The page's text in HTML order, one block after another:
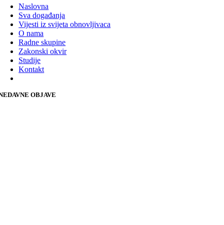
Naslovna
Sva događanja
Vijesti iz svijeta obnovljivaca
O nama
Radne skupine
Zakonski okvir
Studije
Kontakt
OBJAVE